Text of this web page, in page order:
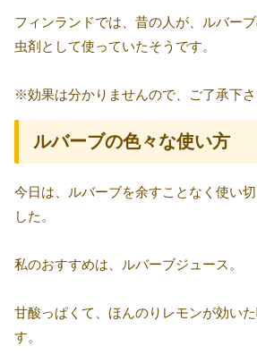
フィンランドでは、昔の人が、ルバー
虫剤として使っていたそうです。
※効果は分かりませんので、ご了承下さ
ルバーブの色々な使い方
今日は、ルバーブを余すことなく使い
した。
私のおすすめは、ルバーブジュース。
甘酸っぱくて、ほんのりレモンが効い
す。